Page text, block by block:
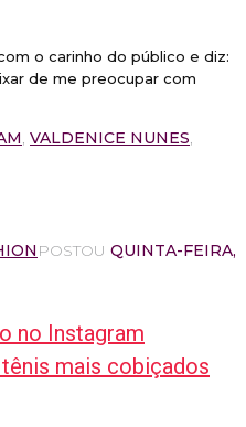
o carinho do público e diz:
de me preocupar com
, VALDENICE NUNES,
POSTOU QUINTA-FEIRA,
no Instagram
mais cobiçados